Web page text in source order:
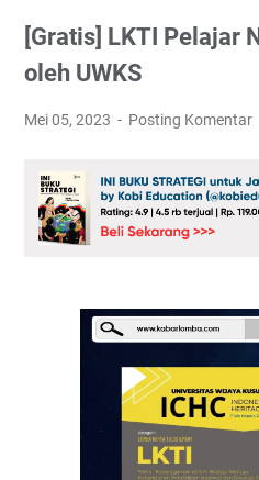
[Gratis] LKTI Pelajar
oleh UWKS
Mei 05, 2023 Posting Komentar